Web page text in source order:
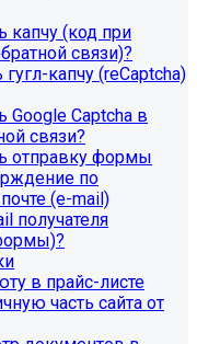
капчу (код при
связи)?
капчу (reCaptcha)
Google Captcha в
связи?
отправку формы
по
(e-mail)
получателя
в прайс-листе
часть сайта от